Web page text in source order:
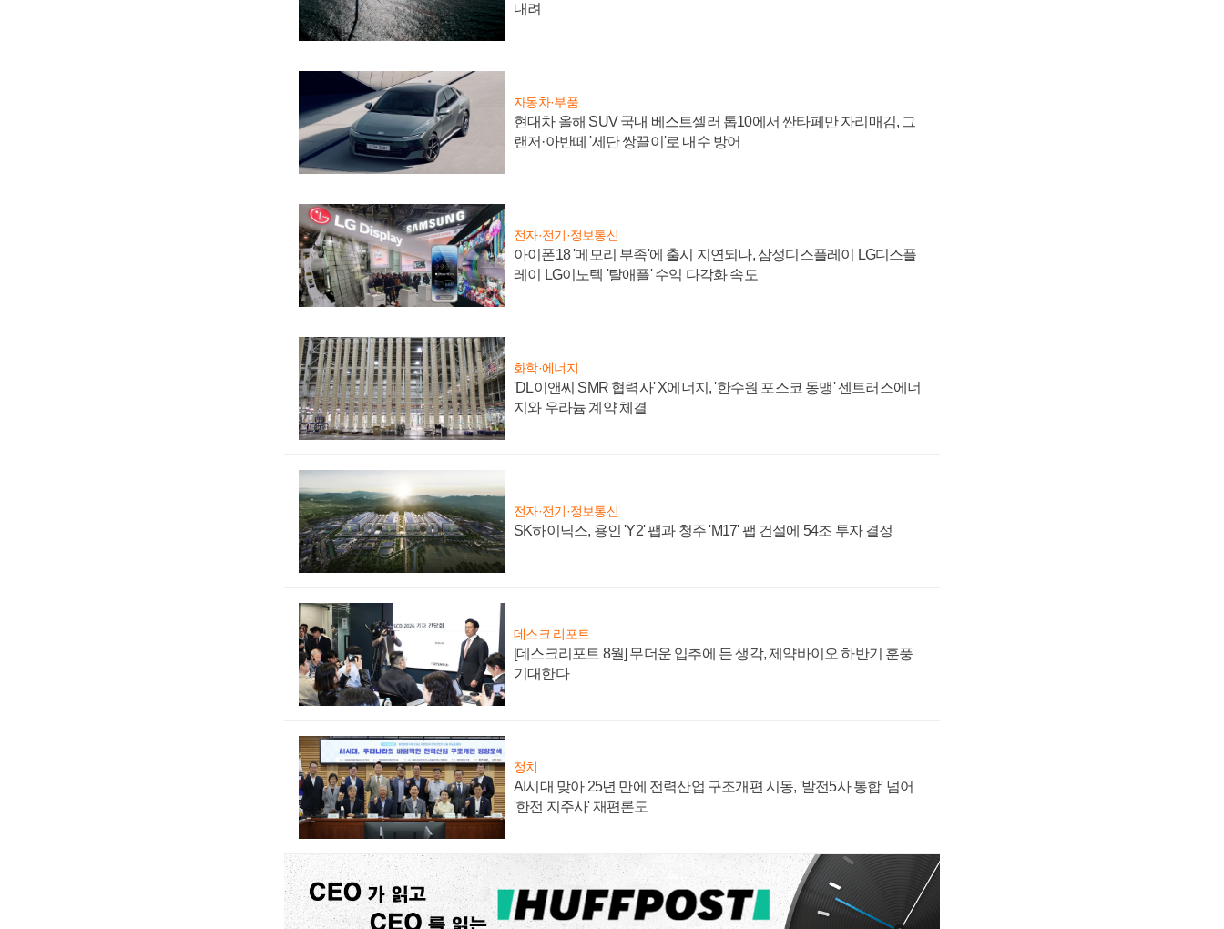
내려
자동차·부품
현대차 올해 SUV 국내 베스트셀러 톱10에서 싼타페만 자리매김, 그
랜저·아반떼 '세단 쌍끌이'로 내수 방어
전자·전기·정보통신
아이폰18 '메모리 부족'에 출시 지연되나, 삼성디스플레이 LG디스플
레이 LG이노텍 '탈애플' 수익 다각화 속도
화학·에너지
'DL이앤씨 SMR 협력사' X에너지, '한수원 포스코 동맹' 센트러스에너
지와 우라늄 계약 체결
전자·전기·정보통신
SK하이닉스, 용인 'Y2' 팹과 청주 'M17' 팹 건설에 54조 투자 결정
데스크 리포트
[데스크리포트 8월] 무더운 입추에 든 생각, 제약바이오 하반기 훈풍
기대한다
정치
AI시대 맞아 25년 만에 전력산업 구조개편 시동, '발전5사 통합' 넘어
'한전 지주사' 재편론도